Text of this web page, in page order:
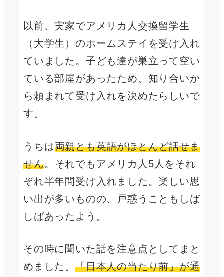
以前、実家でアメリカ人交換留学生
（大学生）のホームステイを受け入れ
ていました。子ども達が巣立って空い
ている部屋があったため、知り合いか
ら頼まれて受け入れを決めたらしいで
す。
うちは両親とも英語がほとんど話せま
せん。それでもアメリカ人5人をそれ
ぞれ半年間受け入れました。楽しい思
い出が多いものの、戸惑うこともしば
しばあったよう。
その時に聞いた話を注意点としてまと
めました。「日本人の当たり前」が通